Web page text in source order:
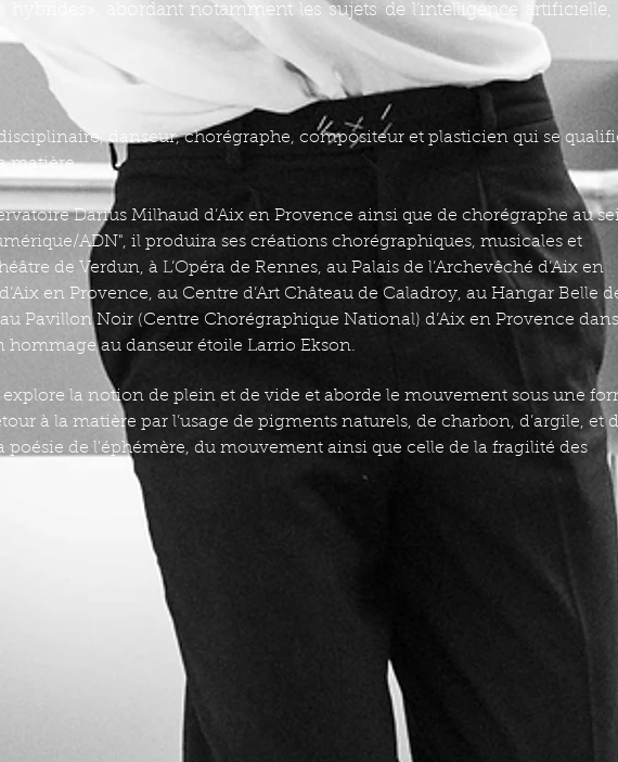
« hybrides», abordant notamment les sujets de l’intelligence artificielle,
danseur, chorégraphe, compositeur et plasticien qui se
matière.
Darius Milhaud d’Aix en Provence ainsi que de chorégraphe au
ADN", il produira ses créations chorégraphiques, musicales et
de Verdun, à L’Opéra de Rennes, au Palais de l’Archevêché d’Aix en
en Provence, au Centre d’Art Château de Caladroy, au Hangar Belle
Pavillon Noir (Centre Chorégraphique National) d’Aix en Provence
hommage au danseur étoile Larrio Ekson.
la notion de plein et de vide et aborde le mouvement sous une
à la matière par l’usage de pigments naturels, de charbon, d’argile, et
poésie de l'éphémère, du mouvement ainsi que celle de la fragilité des